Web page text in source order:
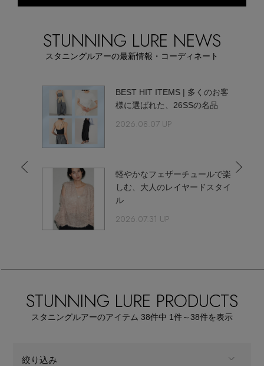
【日傘】完全遮光・軽量傘
【サンダル】ビーサンの季節！
【リネン】涼しい夏素材
【CFCL】注目のPOP-UP
【レース】上品な透け感
【ペプラム】トレンドシルエット
CATEGORY
ブラウス・シャツ
カットソー・Tシャツ
パンツ
すべてのシューズ
サンダル
スニーカー
バッグ・財布
すべてのバッグ・財布
ショルダーバッグ
ファッション小物
ヘアアクセサリー
ピアス・イヤリング
ネックレス
すべてのランジェリー
スポーツ
カスタマーサポート
エル・ショップについて
お知らせ
よくあるご質問
しさを鮮やかに提案。ハイエンドなカジュアルウェアか
ら自分のスタイルを追求できるディテールにこだわった
STUNNING LURE NEWS
スタニングルアーの最新情報・コーディネート
BEST HIT ITEMS | 多くのお客
様に選ばれた、26SSの名品
2026.08.07 UP
軽やかなフェザーチュールで楽
しむ、大人のレイヤードスタイ
ル
2026.07.31 UP
STUNNING LURE PRODUCTS
スタニングルアーのアイテム 38件中 1件～38件を表示
絞り込み